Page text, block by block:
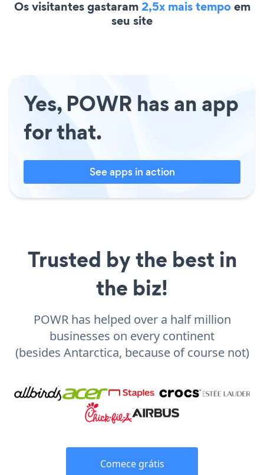
Os visitantes gastaram2,5x mais tempoem
seu site
Yes, POWR has an app
for that.
See apps in action
Trusted by the best in
the biz!
POWR has helped over a half million
businesses on every continent
(besides Antarctica, because of course not)
Comece grátis